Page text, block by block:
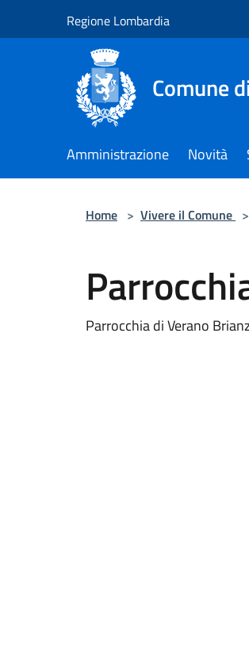
Regione Lombardia
Comune
Amministrazione Novità
Home > Vivere il Comune >
Parrocchia di Verano